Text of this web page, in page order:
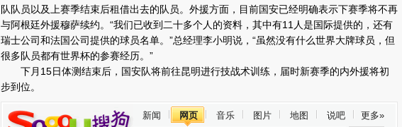
队队员以及上赛季结束后租借出去的队员。 外援方面，目前国安已经明确表示下赛季将不再
与阿根廷外援穆萨续约。“我们已收到二十多个人的资料，其中有11人是国际提供的，还有
瑞士公司和法国公司提供的球员名单。”总经理李小明说，“虽然没有什么世界大牌球员，但
很多队员都有世界杯的参赛经历。”
下月15日体测结束后，国安队将前往昆明进行技战术训练，届时新赛季的内外援将初
步到位。
新闻 网页 音乐 图片 地图 说吧 更多»